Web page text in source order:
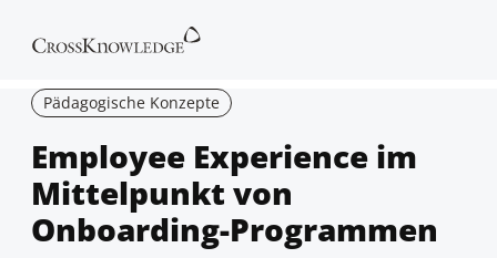
Pädagogische Konzepte
Employee Experience im
Mittelpunkt von
Onboarding-Programmen